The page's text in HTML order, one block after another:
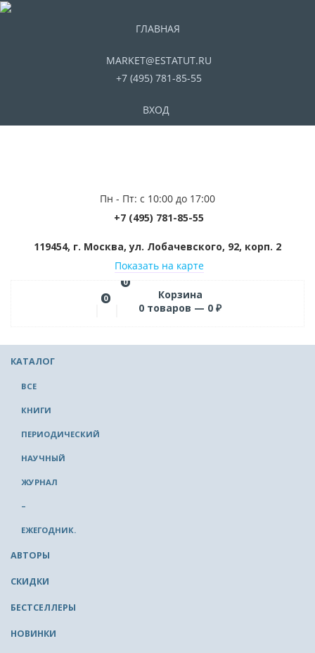
ГЛАВНАЯ
MARKET@ESTATUT.RU
+7 (495) 781-85-55
ВХОД
Пн - Пт: с 10:00 до 17:00
+7 (495) 781-85-55
119454, г. Москва, ул. Лобачевского, 92, корп. 2
Показать на карте
0
0
Корзина
0 товаров — 0 ₽
КАТАЛОГ
ВСЕ
КНИГИ
ПЕРИОДИЧЕСКИЙ
НАУЧНЫЙ
ЖУРНАЛ
–
ЕЖЕГОДНИК.
АВТОРЫ
СКИДКИ
БЕСТСЕЛЛЕРЫ
НОВИНКИ